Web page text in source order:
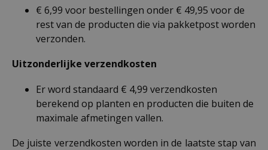
€ 6,99 voor bestellingen onder € 49,95 voor de
rest van de producten die via pakketpost worden
verzonden.
Uitzonderlijke verzendkosten
Er word standaard € 4,99 verzendkosten
berekend op planten en producten die buiten de
maximale afmetingen vallen.
De juiste verzendkosten worden in de laatste stap van